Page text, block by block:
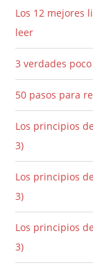
Los 12 mejores
leer
3 verdades
50 pasos para
Los principios
3)
Los principios
3)
Los principios
3)